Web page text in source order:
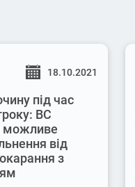
18.10.2021
під час
ВС
можливе
від
з